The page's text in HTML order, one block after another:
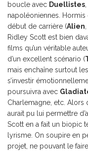
boucle avec Duellistes
napoléoniennes.
début de carrière (Alien,
Ridley Scott est bien
films qu’un véritable
d’un excellent scénario (
mais enchaîne surtout
s’investir
poursuivra avec
Charlemagne, etc. Alors
aurait pu lui permettre
Scott en a fait un biopic
lyrisme. On soupire en
projet, ne pouvant le